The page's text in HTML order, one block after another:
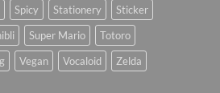
Spicy Stationery
Sticker
Super Mario
Totoro
Vegan Vocaloid Zelda